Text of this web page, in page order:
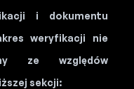
i dokumentu
weryfikacji nie
ze względów
sekcji: